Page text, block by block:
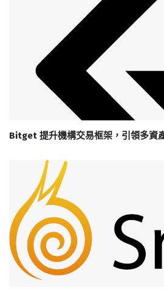
Bitget 提升機構交易框架，引領多資